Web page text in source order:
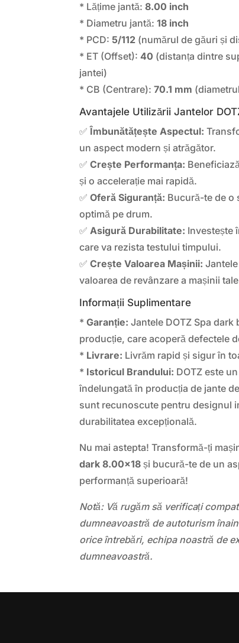
* Lățime jantă:8.00 inch
* Diametru jantă:18 inch
* PCD: 5/112 (numărul de găuri și
* ET (Offset):40 (distanța dintre
jantei)
* CB (Centrare):70.1 mm
Avantajele Utilizării Jantelor
✅ Îmbunătățește Aspectul:
un aspect modern și atrăgător.
✅Crește Performanța:
și o accelerație mai rapidă.
✅Oferă Siguranță: Bucură-te de o
optimă pe drum.
✅Asigură Durabilitate: Investește
care va rezista testului timpului.
✅Crește Valoarea Mașinii:
valoarea de revânzare a mașinii
Informații Suplimentare
*Garanție: Jantele DOTZ Spa
producție, care acoperă defectele
* Livrare: Livrăm rapid și sigur în
* Istoricul Brandului: DOTZ este
îndelungată în producția de jante
sunt recunoscute pentru designul
durabilitatea excepțională.
Nu mai astepta! Transformă-ți
dark 8.00×18 și bucură-te de un
performanță superioară!
Notă: Vă rugăm să verificați
dumneavoastră de autoturism
orice întrebări, echipa noastră de
dumneavoastră.